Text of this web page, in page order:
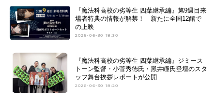
『魔法科高校の劣等生 四葉継承編』第9週目来
場者特典の情報が解禁！ 新たに全国12館で
の上映
2026-06-30 18:30
『魔法科⾼校の劣等⽣ 四葉継承編』ジミース
トーン監督・⼩菅秀徳氏・⿊井瞳氏登壇のスタ
ッフ舞台挨拶レポートが公開
2026-06-30 18:20